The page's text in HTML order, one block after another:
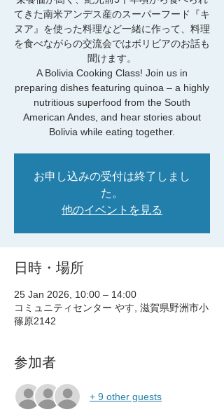
てきた南米アンデス産のスーパーフード『キ
ヌア』を使った料理など一緒に作って、料理
を食べながらの交流会ではボリビアのお話も
聞けます。
A Bolivia Cooking Class! Join us in
preparing dishes featuring quinoa – a highly
nutritious superfood from the South
American Andes, and hear stories about
Bolivia while eating together.
お申し込みの受付は終了しまし
た。
他のイベントを見る
日時・場所
25 Jan 2026, 10:00 – 14:00
コミュニティセンター やす, 滋賀県野洲市小
篠原2142
参加者
+ 9 other guests